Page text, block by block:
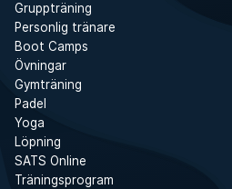
Gruppträning
Personlig tränare
Boot Camps
Övningar
Gymträning
Padel
Yoga
Löpning
SATS Online
Träningsprogram